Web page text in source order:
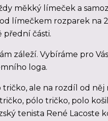
měkký límeček a
límečkem rozparek na
přední části.
záleží. Vybíráme pro
loga.
tričko, ale na rozdíl od
pólo tričko, polo
tenista René Lacoste